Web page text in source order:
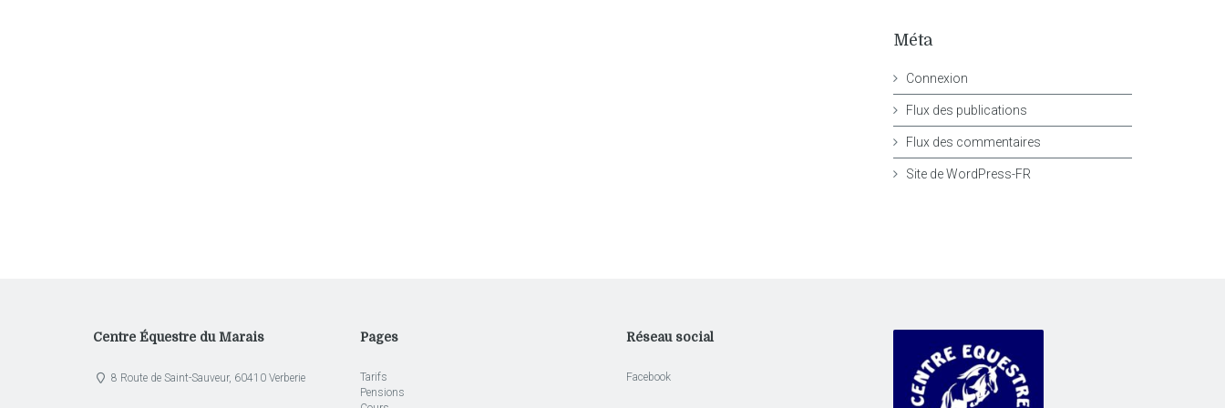
Méta
Connexion
Flux des publications
Flux des commentaires
Site de WordPress-FR
Centre Équestre du Marais
8 Route de Saint-Sauveur, 60410 Verberie
Pages
Tarifs
Pensions
Réseau social
Facebook